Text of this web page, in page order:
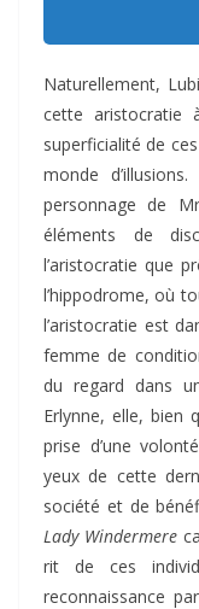
Naturellement,
cette aristocratie
superficialité de
monde
personnage de
éléments de
l’aristocratie que
l’hippodrome, où
l’aristocratie est
femme de
du regard dans
Erlynne, elle, bien
prise d’une
yeux de cette
société et de
Lady Windermere
rit de ces
reconnaissance